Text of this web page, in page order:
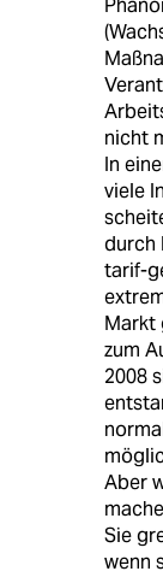
nicht
In
viele
durch
tarif-
Markt
zum
2008
Aber
Sie
wenn